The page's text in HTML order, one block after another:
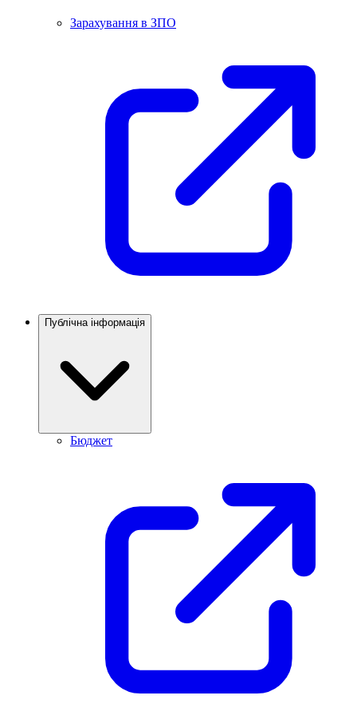
Зарахування в ЗПО
Публічна інформація
Бюджет